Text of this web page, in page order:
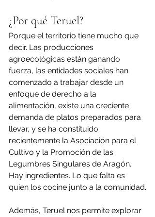
¿Por qué Teruel?
Porque el territorio tiene mucho que
decir. Las producciones
agroecológicas están ganando
fuerza, las entidades sociales han
comenzado a trabajar desde un
enfoque de derecho a la
alimentación, existe una creciente
demanda de platos preparados para
llevar, y se ha constituido
recientemente la Asociación para el
Cultivo y la Promoción de las
Legumbres Singulares de Aragón.
Hay ingredientes. Lo que falta es
quien los cocine junto a la comunidad.
Además, Teruel nos permite explorar